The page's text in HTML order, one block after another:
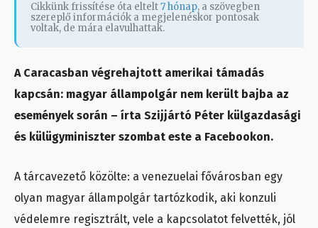
Cikkünk frissítése óta eltelt7 hónap, a szövegben
szereplő információk a megjelenéskor pontosak
voltak, de mára elavulhattak.
A Caracasban végrehajtott amerikai támadás
kapcsán: magyar állampolgár nem került bajba az
események során – írta Szijjártó Péter külgazdasági
és külügyminiszter szombat este a Facebookon.
A tárcavezető közölte: a venezuelai fővárosban egy
olyan magyar állampolgár tartózkodik, aki konzuli
védelemre regisztrált, vele a kapcsolatot felvették, jól